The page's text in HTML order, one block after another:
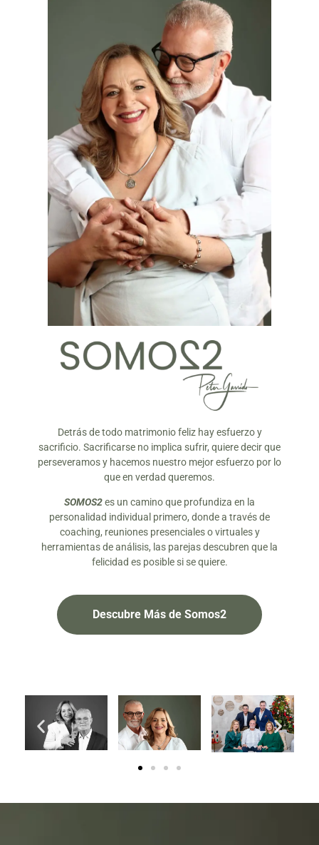
Detrás de todo matrimonio feliz hay esfuerzo y
sacrificio. Sacrificarse no implica sufrir, quiere decir que
perseveramos y hacemos nuestro mejor esfuerzo por lo
que en verdad queremos.
SOMOS2es un camino que profundiza en la
personalidad individual primero, donde a través de
coaching, reuniones presenciales o virtuales y
herramientas de análisis, las parejas descubren que la
felicidad es posible si se quiere.
Descubre Más de Somos2